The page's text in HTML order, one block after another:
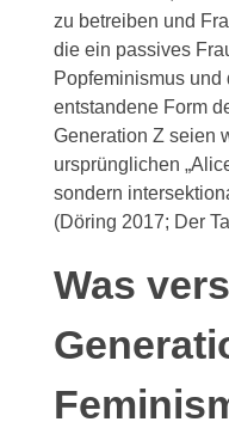
zu betreiben und
die ein passives
Popfeminismus
entstandene Form
Generation Z seien
ursprünglichen
sondern
(Döring 2017; Der
Was